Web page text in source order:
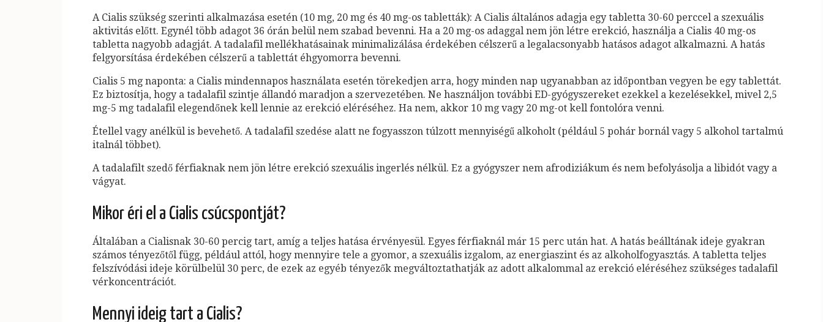
A Cialis szükség szerinti alkalmazása esetén (10 mg, 20 mg és 40 mg-os tabletták): A Cialis általános adagja egy tabletta 30-60 perccel a szexuális
aktivitás előtt. Egynél több adagot 36 órán belül nem szabad bevenni. Ha a 20 mg-os adaggal nem jön létre erekció, használja a Cialis 40 mg-os
tabletta nagyobb adagját. A tadalafil mellékhatásainak minimalizálása érdekében célszerű a legalacsonyabb hatásos adagot alkalmazni. A hatás
felgyorsítása érdekében célszerű a tablettát éhgyomorra bevenni.
Cialis 5 mg naponta: a Cialis mindennapos használata esetén törekedjen arra, hogy minden nap ugyanabban az időpontban vegyen be egy tablettát.
Ez biztosítja, hogy a tadalafil szintje állandó maradjon a szervezetében. Ne használjon további ED-gyógyszereket ezekkel a kezelésekkel, mivel 2,5
mg-5 mg tadalafil elegendőnek kell lennie az erekció eléréséhez. Ha nem, akkor 10 mg vagy 20 mg-ot kell fontolóra venni.
Étellel vagy anélkül is bevehető. A tadalafil szedése alatt ne fogyasszon túlzott mennyiségű alkoholt (például 5 pohár bornál vagy 5 alkohol tartalmú
italnál többet).
A tadalafilt szedő férfiaknak nem jön létre erekció szexuális ingerlés nélkül. Ez a gyógyszer nem afrodiziákum és nem befolyásolja a libidót vagy a
vágyat.
Mikor éri el a Cialis csúcspontját?
Általában a Cialisnak 30-60 percig tart, amíg a teljes hatása érvényesül. Egyes férfiaknál már 15 perc után hat. A hatás beálltának ideje gyakran
számos tényezőtől függ, például attól, hogy mennyire tele a gyomor, a szexuális izgalom, az energiaszint és az alkoholfogyasztás. A tabletta teljes
felszívódási ideje körülbelül 30 perc, de ezek az egyéb tényezők megváltoztathatják az adott alkalommal az erekció eléréséhez szükséges tadalafil
vérkoncentrációt.
Mennyi ideig tart a Cialis?